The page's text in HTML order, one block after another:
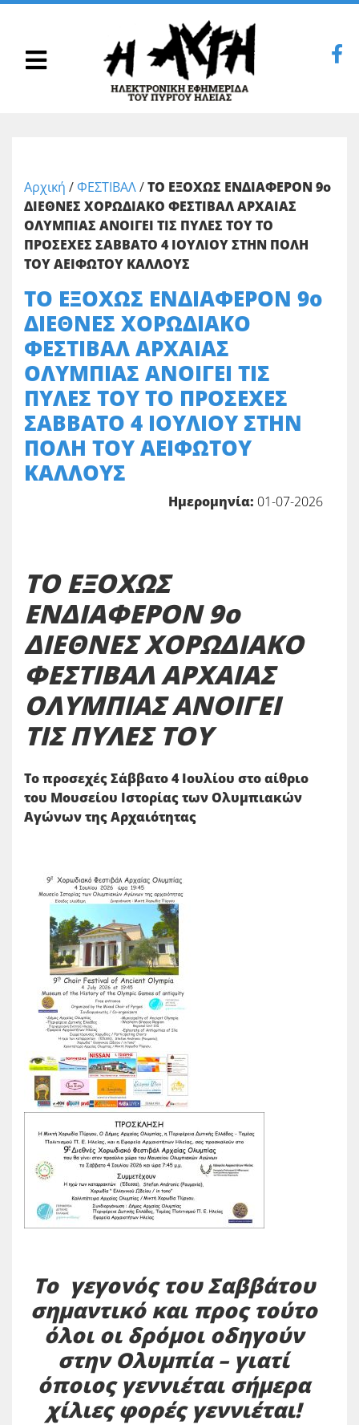
Αρχική /ΦΕΣΤΙΒΑΛ/ΤΟ ΕΞΟΧΩΣ ΕΝΔΙΑΦΕΡΟΝ 9ο
ΔΙΕΘΝΕΣ ΧΟΡΩΔΙΑΚΟ ΦΕΣΤΙΒΑΛ ΑΡΧΑΙΑΣ
ΟΛΥΜΠΙΑΣ ΑΝΟΙΓΕΙ ΤΙΣ ΠΥΛΕΣ ΤΟΥ ΤΟ
ΠΡΟΣΕΧΕΣ ΣΑΒΒΑΤΟ 4 ΙΟΥΛΙΟΥ ΣΤΗΝ ΠΟΛΗ
ΤΟΥ ΑΕΙΦΩΤΟΥ ΚΑΛΛΟΥΣ
ΤΟ ΕΞΟΧΩΣ ΕΝΔΙΑΦΕΡΟΝ 9ο
ΔΙΕΘΝΕΣ ΧΟΡΩΔΙΑΚΟ
ΦΕΣΤΙΒΑΛ ΑΡΧΑΙΑΣ
ΟΛΥΜΠΙΑΣ ΑΝΟΙΓΕΙ ΤΙΣ
ΠΥΛΕΣ ΤΟΥ ΤΟ ΠΡΟΣΕΧΕΣ
ΣΑΒΒΑΤΟ 4 ΙΟΥΛΙΟΥ ΣΤΗΝ
ΠΟΛΗ ΤΟΥ ΑΕΙΦΩΤΟΥ
ΚΑΛΛΟΥΣ
Ημερομηνία: 01-07-2026
ΤΟ ΕΞΟΧΩΣ
ΕΝΔΙΑΦΕΡΟΝ 9ο
ΔΙΕΘΝΕΣ ΧΟΡΩΔΙΑΚΟ
ΦΕΣΤΙΒΑΛ ΑΡΧΑΙΑΣ
ΟΛΥΜΠΙΑΣ ΑΝΟΙΓΕΙ
ΤΙΣ ΠΥΛΕΣ ΤΟΥ
Το προσεχές Σάββατο 4 Ιουλίου στο αίθριο
του Μουσείου Ιστορίας των Ολυμπιακών
Αγώνων της Αρχαιότητας
Το γεγονός του Σαββάτου
σημαντικό και προς τούτο
όλοι οι δρόμοι οδηγούν
στην Ολυμπία – γιατί
όποιος γεννιέται σήμερα
χίλιες φορές γεννιέται!